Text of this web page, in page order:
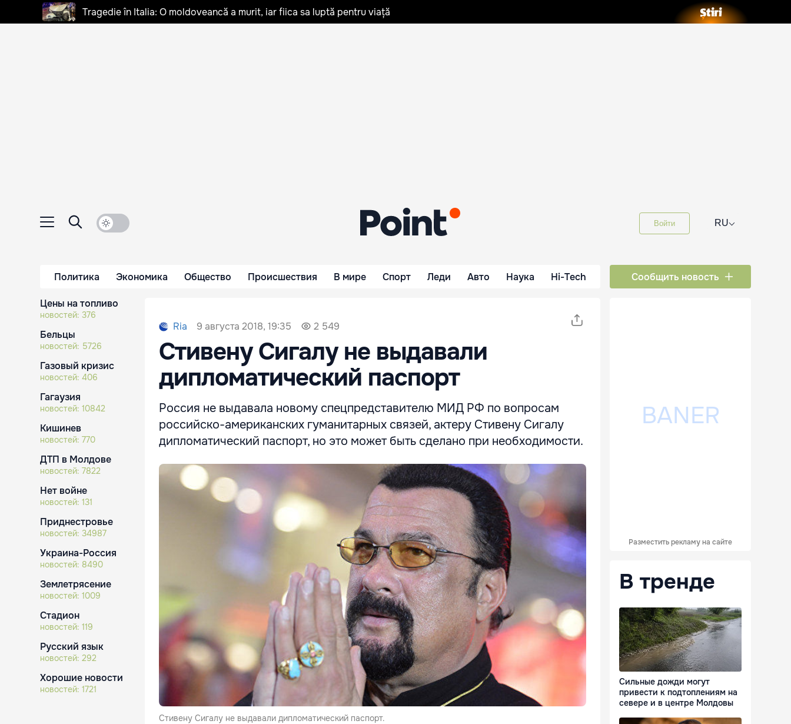
Tragedie în Italia: O moldoveancă a murit, iar fiica sa luptă pentru viață
Войти RU⌵
Политика Экономика Общество Происшествия В мире Спорт Леди Авто Наука Hi-Tech Сообщить новость
Цены на топливо
новостей: 376
Бельцы
новостей: 5726
Газовый кризис
новостей: 406
Гагаузия
новостей: 10842
Кишинев
новостей: 770
ДТП в Молдове
новостей: 7822
Нет войне
новостей: 131
Приднестровье
новостей: 34987
Украина-Россия
новостей: 8490
Землетрясение
новостей: 1009
Стадион
новостей: 119
Русский язык
новостей: 292
Хорошие новости
новостей: 1721
Ria 9 августа 2018, 19:35 2 549
Стивену Сигалу не выдавали
дипломатический паспорт
Россия не выдавала новому спецпредставителю МИД РФ по вопросам
российско-американских гуманитарных связей, актеру Стивену Сигалу
дипломатический паспорт, но это может быть сделано при необходимости.
Стивену Сигалу не выдавали дипломатический паспорт.
Разместить рекламу на сайте
В тренде
Сильные дожди могут
привести к подтоплениям на
севере и в центре Молдовы